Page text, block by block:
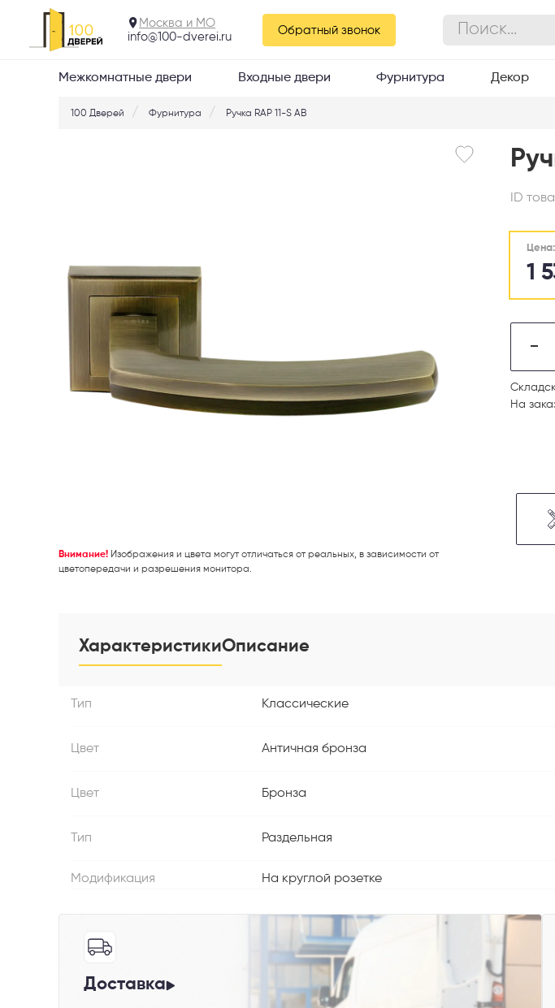
Москва и МО
info@100-dverei.ru
Обратный звонок
Межкомнатные двери Входные двери Фурнитура Декор
100 Дверей Фурнитура Ручка RAP 11-S AB
Внимание! Изображения и цвета могут отличаться от реальных, в зависимости от
цветопередачи и разрешения монитора.
ID
Цена:
1
-
На
ХарактеристикиОписание
Тип Классические
Цвет Античная бронза
Цвет Бронза
Тип Раздельная
Модификация На круглой розетке
Доставка
Выберите способ связи
Перезвонить